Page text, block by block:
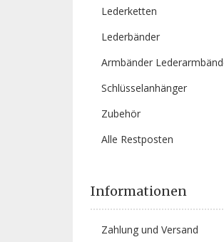
Lederketten
Lederbänder
Armbänder
Schlüsselanhänger
Zubehör
Alle Restposten
Informationen
Zahlung und Versand